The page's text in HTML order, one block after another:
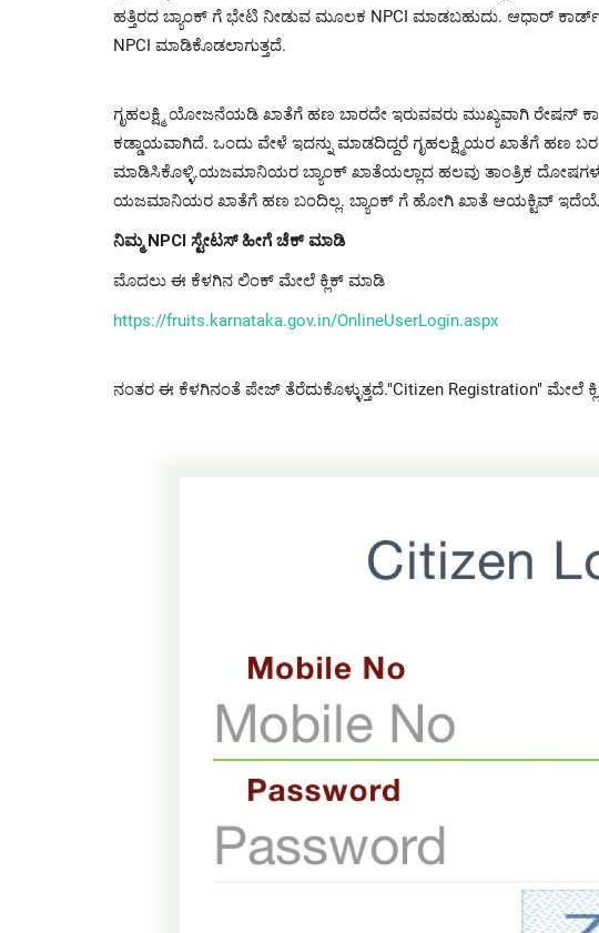
ಹತ್ತಿರದ ಬ್ಯಾಂಕ್ ಗೆ ಭೇಟಿ ನೀಡುವ ಮೂಲಕ NPCI ಮಾಡಬಹುದು. ಆಧಾ‌ರ್
NPCI ಮಾಡಿಕೊಡಲಾಗುತ್ತದೆ.
ಗೃಹಲಕ್ಷ್ಮಿ ಯೋಜನೆಯಡಿ ಖಾತೆಗೆ ಹಣ ಬಾರದೇ ಇರುವವರು ಮುಖ್ಯವಾಗಿ ರೇಷನ್
ಕಡ್ಡಾಯವಾಗಿದೆ. ಒಂದು ವೇಳೆ ಇದನ್ನು ಮಾಡದಿದ್ದರೆ ಗೃಹಲಕ್ಷ್ಮಿಯರ ಖಾತೆಗೆ ಹಣ
ಮಾಡಿಸಿಕೊಳ್ಳಿ.ಯಜಮಾನಿಯರ ಬ್ಯಾಂಕ್‌ ಖಾತೆಯಲ್ಲಾದ ಹಲವು ತಾಂತ್ರಿಕ ದೋಷಗಳು
ಯಜಮಾನಿಯರ ಖಾತೆಗೆ ಹಣ ಬಂದಿಲ್ಲ. ಬ್ಯಾಂಕ್ ಗೆ ಹೋಗಿ ಖಾತೆ ಆಯಕ್ಟಿವ್
ನಿಮ್ಮ NPCI ಸ್ಟೇಟಸ್ ಹೀಗೆ ಚೆಕ್ ಮಾಡಿ
ಮೊದಲು ಈ ಕೆಳಗಿನ ಲಿಂಕ್ ಮೇಲೆ ಕ್ಲಿಕ್ ಮಾಡಿ
https://fruits.karnataka.gov.in/OnlineUserLogin.aspx
ನಂತರ ಈ ಕೆಳಗಿನಂತೆ ಪೇಜ್ ತೆರೆದುಕೊಳ್ಳುತ್ತದೆ."Citizen Registration" ಮೇಲೆ